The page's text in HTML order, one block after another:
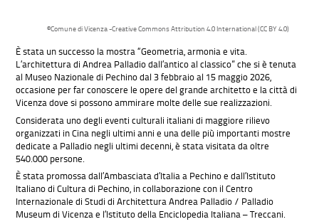
©Comune di Vicenza -Creative Commons Attribution 4.0 International (CC BY 4.0)
È stata un successo la mostra “Geometria, armonia e vita.
L’architettura di Andrea Palladio dall’antico al classico” che si è tenuta
al Museo Nazionale di Pechino dal 3 febbraio al 15 maggio 2026,
occasione per far conoscere le opere del grande architetto e la città di
Vicenza dove si possono ammirare molte delle sue realizzazioni.
Considerata uno degli eventi culturali italiani di maggiore rilievo
organizzati in Cina negli ultimi anni e una delle più importanti mostre
dedicate a Palladio negli ultimi decenni, è stata visitata da oltre
540.000 persone.
È stata promossa dall’Ambasciata d’Italia a Pechino e dall’Istituto
Italiano di Cultura di Pechino, in collaborazione con il Centro
Internazionale di Studi di Architettura Andrea Palladio / Palladio
Museum di Vicenza e l’Istituto della Enciclopedia Italiana – Treccani.